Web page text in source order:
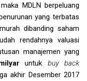
MDLN berpeluang
yang terbatas
dibanding saham
rendahnya valuasi
manajemen yang
untuk buy back
akhir Desember 2017